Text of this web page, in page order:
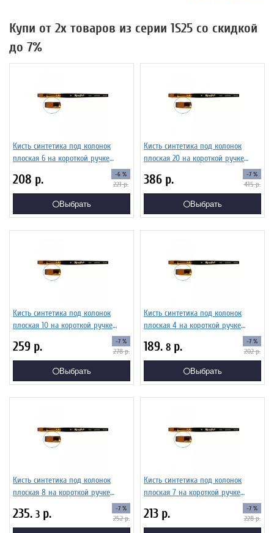
Купи от 2х товаров из серии 1S25 со скидкой
до 7%
Кисть синтетика под колонок
плоская 6 на короткой ручке
208 р. -6 %
221р.
Выбрать
Кисть синтетика под колонок
плоская 20 на короткой ручке
386 р. -7 %
415р.
Выбрать
Кисть синтетика под колонок
плоская 10 на короткой ручке
259 р. -7 %
278р.
Выбрать
Кисть синтетика под колонок
плоская 4 на короткой ручке
189. 8 р. -7 %
202р.
Выбрать
Кисть синтетика под колонок
плоская 8 на короткой ручке
235. 3 р. -7 %
252р.
Кисть синтетика под колонок
плоская 7 на короткой ручке
213 р. -7 %
228р.